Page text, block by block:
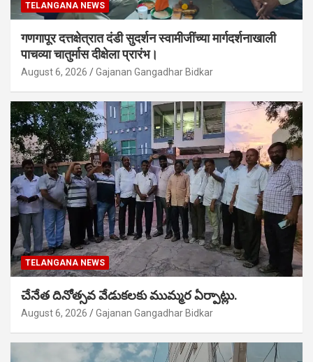
TELANGANA NEWS
गणगापूर दत्तक्षेत्रात दंडी सुदर्शन स्वामीजींच्या मार्गदर्शनाखाली
पाचव्या चातुर्मास दीक्षेला प्रारंभ।
August 6, 2026 Gajanan Gangadhar Bidkar
TELANGANA NEWS
చేనేత దినోత్సవ వేడుకలకు ముమ్మర ఏర్పాట్లు.
August 6, 2026 Gajanan Gangadhar Bidkar